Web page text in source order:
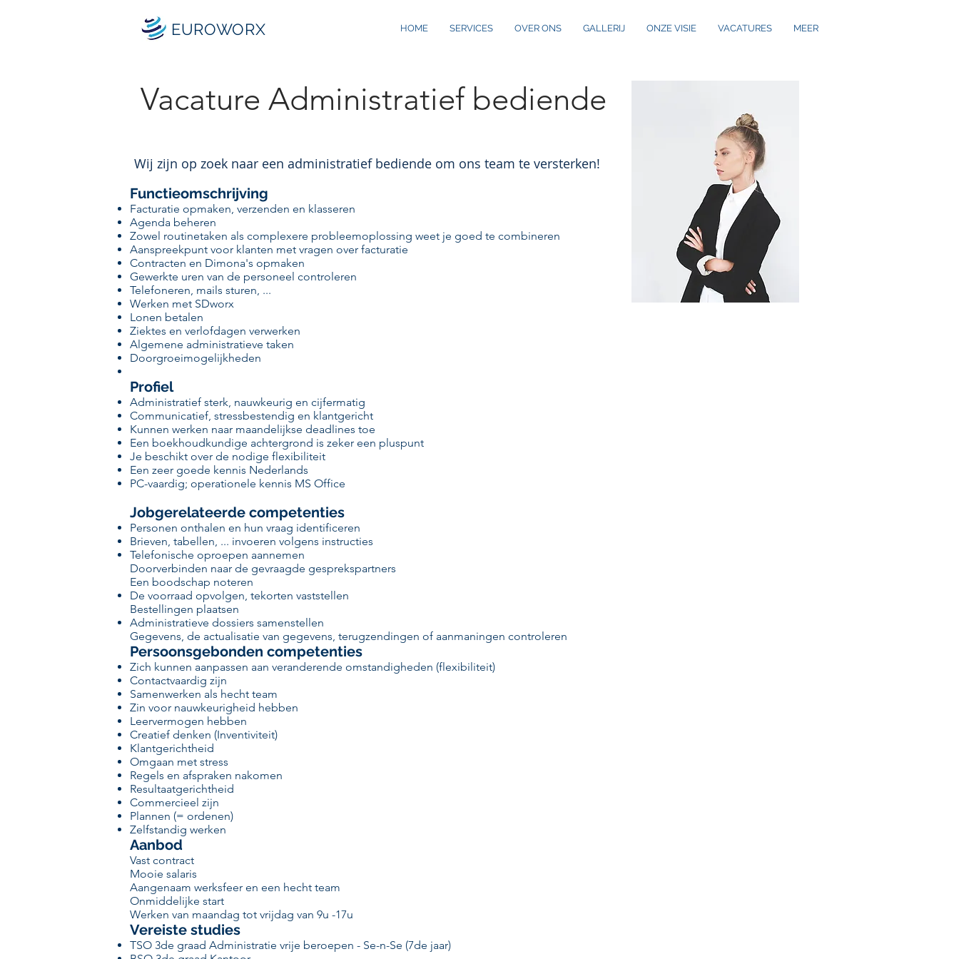
EUROWORX HOME SERVICES OVER ONS GALLERIJ ONZE VISIE VACATURES MEER
Vacature Administratief bediende
Wij zijn op zoek naar een administratief bediende om ons team te versterken!
Functieomschrijving
Facturatie opmaken, verzenden en klasseren
Agenda beheren
Zowel routinetaken als complexere probleemoplossing weet je goed te combineren
Aanspreekpunt voor klanten met vragen over facturatie
Contracten en Dimona's opmaken
Gewerkte uren van de personeel controleren
Telefoneren, mails sturen, ...
Werken met SDworx
Lonen betalen
Ziektes en verlofdagen verwerken
Algemene administratieve taken
Doorgroeimogelijkheden
Profiel
Administratief sterk, nauwkeurig en cijfermatig
Communicatief, stressbestendig en klantgericht
Kunnen werken naar maandelijkse deadlines toe
Een boekhoudkundige achtergrond is zeker een pluspunt
Je beschikt over de nodige flexibiliteit
Een zeer goede kennis Nederlands
PC-vaardig; operationele kennis MS Office
Jobgerelateerde competenties
Personen onthalen en hun vraag identificeren
Brieven, tabellen, ... invoeren volgens instructies
Telefonische oproepen aannemen
Doorverbinden naar de gevraagde gesprekspartners
Een boodschap noteren
De voorraad opvolgen, tekorten vaststellen
Bestellingen plaatsen
Administratieve dossiers samenstellen
Gegevens, de actualisatie van gegevens, terugzendingen of aanmaningen controleren
Persoonsgebonden competenties
Zich kunnen aanpassen aan veranderende omstandigheden (flexibiliteit)
Contactvaardig zijn
Samenwerken als hecht team
Zin voor nauwkeurigheid hebben
Leervermogen hebben
Creatief denken (Inventiviteit)
Klantgerichtheid
Omgaan met stress
Regels en afspraken nakomen
Resultaatgerichtheid
Commercieel zijn
Plannen (= ordenen)
Zelfstandig werken
Aanbod
Vast contract
Mooie salaris
Aangenaam werksfeer en een hecht team
Onmiddelijke start
Werken van maandag tot vrijdag van 9u -17u
Vereiste studies
TSO 3de graad Administratie vrije beroepen - Se-n-Se (7de jaar)